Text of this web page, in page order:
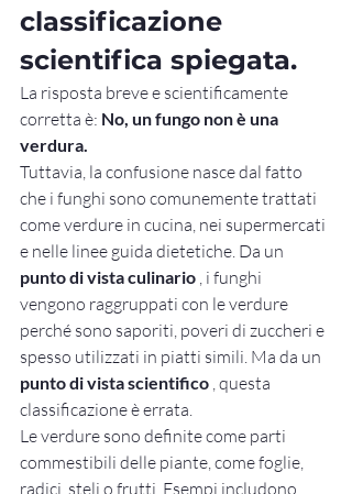
classificazione
scientifica spiegata.
La risposta breve e scientificamente
corretta è: No, un fungo non è una
verdura.
Tuttavia, la confusione nasce dal fatto
che i funghi sono comunemente trattati
come verdure in cucina, nei supermercati
e nelle linee guida dietetiche. Da un
punto di vista culinario , i funghi
vengono raggruppati con le verdure
perché sono saporiti, poveri di zuccheri e
spesso utilizzati in piatti simili. Ma da un
punto di vista scientifico , questa
classificazione è errata.
Le verdure sono definite come parti
commestibili delle piante, come foglie,
radici, steli o frutti. Esempi includono